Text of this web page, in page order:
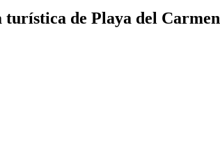
turística de Playa del Carmen